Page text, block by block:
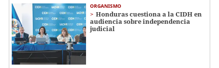
ORGANISMO
Honduras cuestiona a la CIDH en
audiencia sobre independencia
judicial